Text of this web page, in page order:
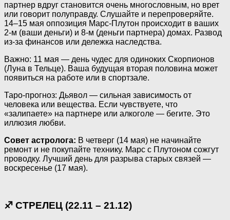
партнер вдруг становится очень многословным, но врет
или говорит полуправду. Слушайте и перепроверяйте.
14–15 мая оппозиция Марс-Плутон происходит в ваших
2-м (ваши деньги) и 8-м (деньги партнера) домах. Развод
из-за финансов или дележка наследства.
Важно: 11 мая — день чудес для одиноких Скорпионов
(Луна в Тельце). Ваша будущая вторая половина может
появиться на работе или в спортзале.
Таро-прогноз: Дьявол — сильная зависимость от
человека или вещества. Если чувствуете, что
«залипаете» на партнере или алкоголе — бегите. Это
иллюзия любви.
Совет астролога: В четверг (14 мая) не начинайте
ремонт и не покупайте технику. Марс с Плутоном сожгут
проводку. Лучший день для разрыва старых связей —
воскресенье (17 мая).
♐ СТРЕЛЕЦ (22.11 – 21.12)